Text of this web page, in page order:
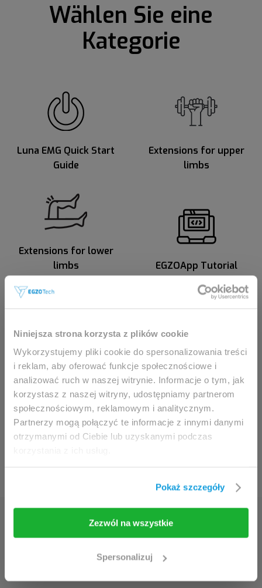
Niniejsza strona korzysta z plików cookie
Wykorzystujemy pliki cookie do spersonalizowania treści
i reklam, aby oferować funkcje społecznościowe i
analizować ruch w naszej witrynie. Informacje o tym, jak
korzystasz z naszej witryny, udostępniamy partnerom
społecznościowym, reklamowym i analitycznym.
Partnerzy mogą połączyć te informacje z innymi danymi
otrzymanymi od Ciebie lub uzyskanymi podczas
Pokaż szczegóły
Zezwól na wszystkie
Spersonalizuj
ausschließlich an Fachleute.
Der Zugang zu dieser Seite ist für Ärzt:innen und
allen anderen medizinschen Berufsgruppen
vorbehalten.
Indem Sie diese Seite aufrufen, bestätigen Sie dass
Sie berechtigt sind, den Inhalt aufzurufen.
Ich wähle mich ein Leiten Sie mich zurück
Wählen Sie eine
Kategorie
Luna EMG Quick Start
Guide
Extensions for upper
limbs
Extensions for lower
limbs
EGZOApp Tutorial
Special Training modes Cleaning guide
Entdecken Sie die
Geheimnisse der modernen
Rehabilitation!